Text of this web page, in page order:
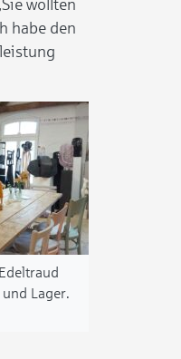
wollten
habe den
Lager.